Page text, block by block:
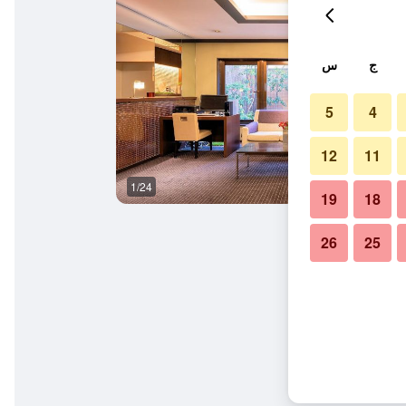
1/24
ج س
4
5
11
12
18
19
25
26